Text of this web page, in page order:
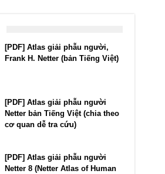
[PDF] Atlas giải phẫu người,
Frank H. Netter (bản Tiếng Việt)
[PDF] Atlas giải phẫu người
Netter bản Tiếng Việt (chia theo
cơ quan dễ tra cứu)
[PDF] Atlas giải phẫu người
Netter 8 (Netter Atlas of Human